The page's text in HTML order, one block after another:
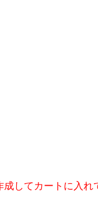
してカートに入れ